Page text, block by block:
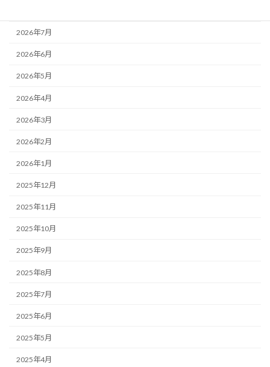
2026年7月
2026年6月
2026年5月
2026年4月
2026年3月
2026年2月
2026年1月
2025年12月
2025年11月
2025年10月
2025年9月
2025年8月
2025年7月
2025年6月
2025年5月
2025年4月